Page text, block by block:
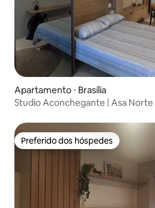
Apartamento ⋅ Brasília
Studio Aconchegante | Asa Norte
Preferido dos hóspedes
Preferido dos hóspedes